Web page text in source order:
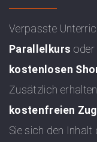
Verpasste
Parallelkurs oder
kostenlosen
Zusätzlich
kostenfreien
Sie sich den Inhalt